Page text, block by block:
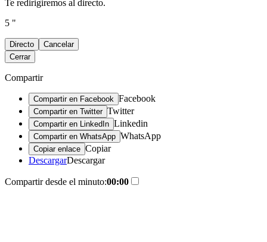
Te redirigiremos al directo.
5 "
Directo
Cancelar
Cerrar
Compartir
Compartir en Facebook Facebook
Compartir en Twitter Twitter
Compartir en LinkedIn Linkedin
Compartir en WhatsApp WhatsApp
Copiar enlace Copiar
DescargarDescargar
Compartir desde el minuto:00:00